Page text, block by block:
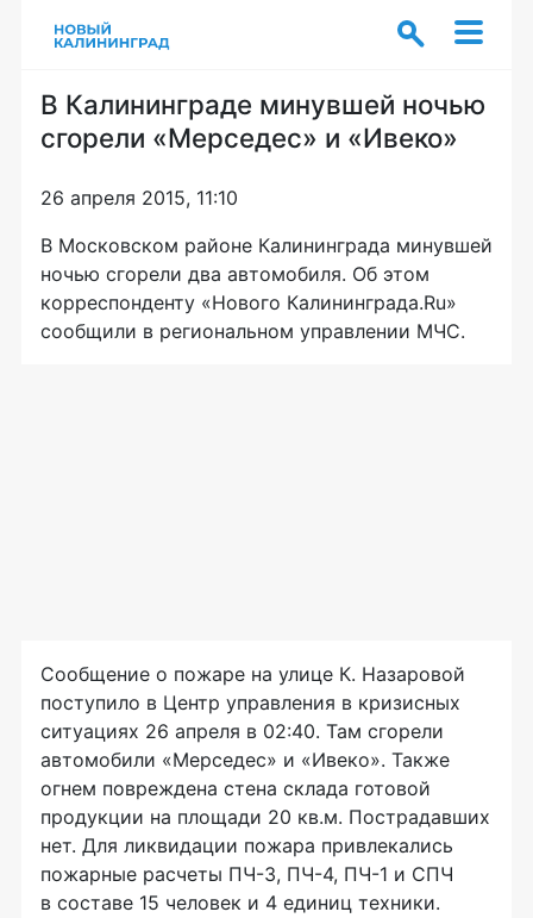
В Калининграде минувшей ночью
сгорели «Мерседес» и «Ивеко»
26 апреля 2015, 11:10
В Московском районе Калининграда минувшей
ночью сгорели два автомобиля. Об этом
корреспонденту «Нового Калининграда.Ru»
сообщили в региональном управлении МЧС.
Сообщение о пожаре на улице К. Назаровой
поступило в Центр управления в кризисных
ситуациях 26 апреля в 02:40. Там сгорели
автомобили «Мерседес» и «Ивеко». Также
огнем повреждена стена склада готовой
продукции на площади 20 кв.м. Пострадавших
нет. Для ликвидации пожара привлекались
пожарные расчеты ПЧ-3, ПЧ-4, ПЧ-1 и СПЧ
в составе 15 человек и 4 единиц техники.